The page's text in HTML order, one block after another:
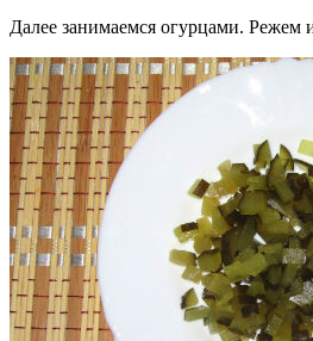
Далее занимаемся огурцами. Режем